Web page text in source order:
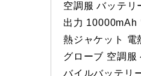
空調服 バッテリ
出力 10000mAh
熱ジャケット 電
グローブ 空調服
バイルバッテリ